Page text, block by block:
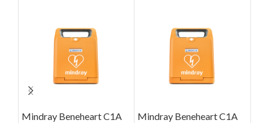
Mindray Beneheart C1A
Mindray Beneheart C1A